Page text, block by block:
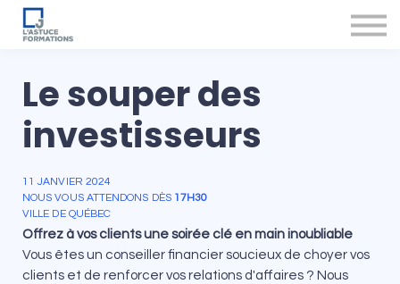
Accompagnement des conseillers
Le souper des
investisseurs
11 JANVIER 2024
NOUS VOUS ATTENDONS DÈS 17H30
VILLE DE QUÉBEC
Offrez à vos clients une soirée clé en main inoubliable
Vous êtes un conseiller financier soucieux de choyer vos
clients et de renforcer vos relations d'affaires ? Nous